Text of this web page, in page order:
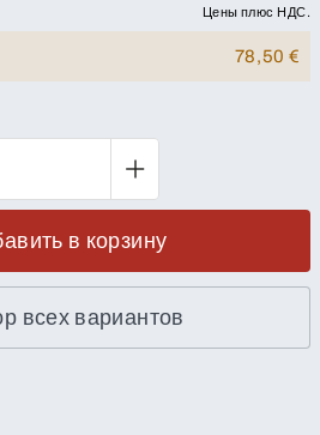
Цены плюс НДС.
78,50 €
в корзину
всех вариантов